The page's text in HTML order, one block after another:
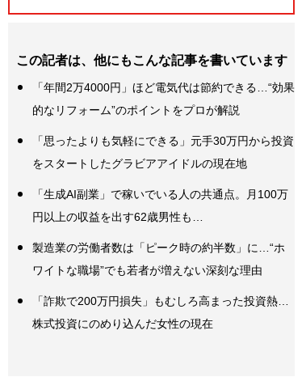
この記者は、他にもこんな記事を書いています
「年間2万4000円」ほど電気代は節約できる…“効果
的なリフォーム”のポイントをプロが解説
「思ったよりも気軽にできる」元手30万円から投資
をスタートしたグラビアアイドルの現在地
「生成AI副業」で稼いでいる人の共通点。月100万
円以上の収益を出す62歳男性も…
製造業の労働者数は「ピーク時の約半数」に…“ホ
ワイトな職場”でも若者が増えない深刻な理由
「詐欺で200万円損失」もむしろ高まった投資熱…
株式投資にのめり込んだ女性の現在